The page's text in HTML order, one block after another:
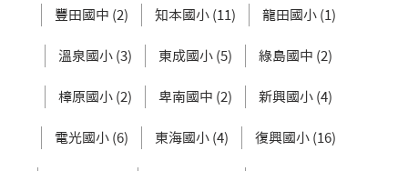
豐田國中 (2) 知本國小 (11) 龍田國小 (1)
溫泉國小 (3) 東成國小 (5) 綠島國中 (2)
樟原國小 (2) 卑南國中 (2) 新興國小 (4)
電光國小 (6) 東海國小 (4) 復興國小 (16)